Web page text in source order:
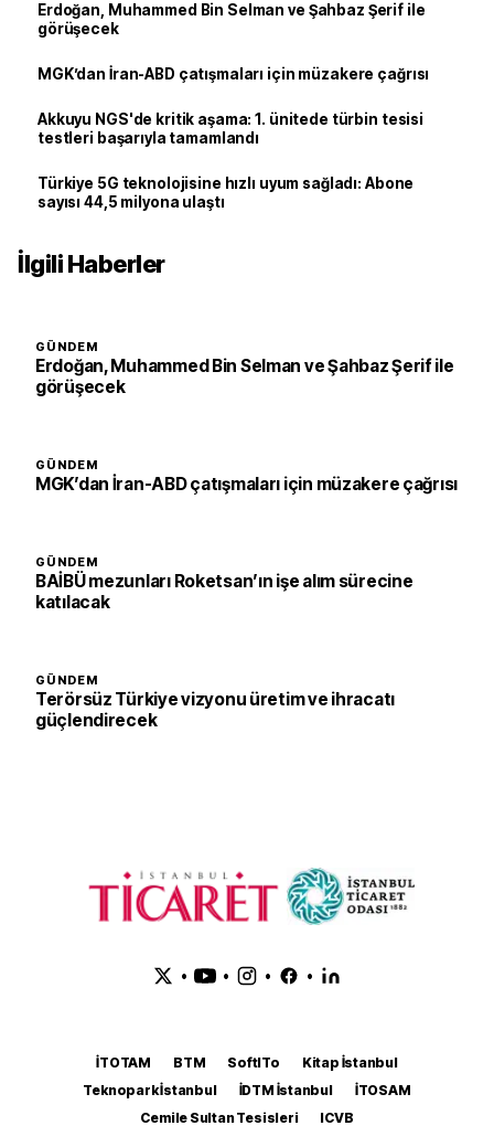
Erdoğan, Muhammed Bin Selman ve Şahbaz Şerif ile
görüşecek
MGK’dan İran-ABD çatışmaları için müzakere çağrısı
Akkuyu NGS'de kritik aşama: 1. ünitede türbin tesisi
testleri başarıyla tamamlandı
Türkiye 5G teknolojisine hızlı uyum sağladı: Abone
sayısı 44,5 milyona ulaştı
İlgili Haberler
GÜNDEM
Erdoğan, Muhammed Bin Selman ve Şahbaz Şerif ile
görüşecek
GÜNDEM
MGK’dan İran-ABD çatışmaları için müzakere çağrısı
GÜNDEM
BAİBÜ mezunları Roketsan’ın işe alım sürecine
katılacak
GÜNDEM
Terörsüz Türkiye vizyonu üretim ve ihracatı
güçlendirecek
• • • •
İTOTAM BTM SoftITo
Kitap İstanbul
Teknopark İstanbul
İDTM İstanbul
İTOSAM
Cemile Sultan Tesisleri
ICVB